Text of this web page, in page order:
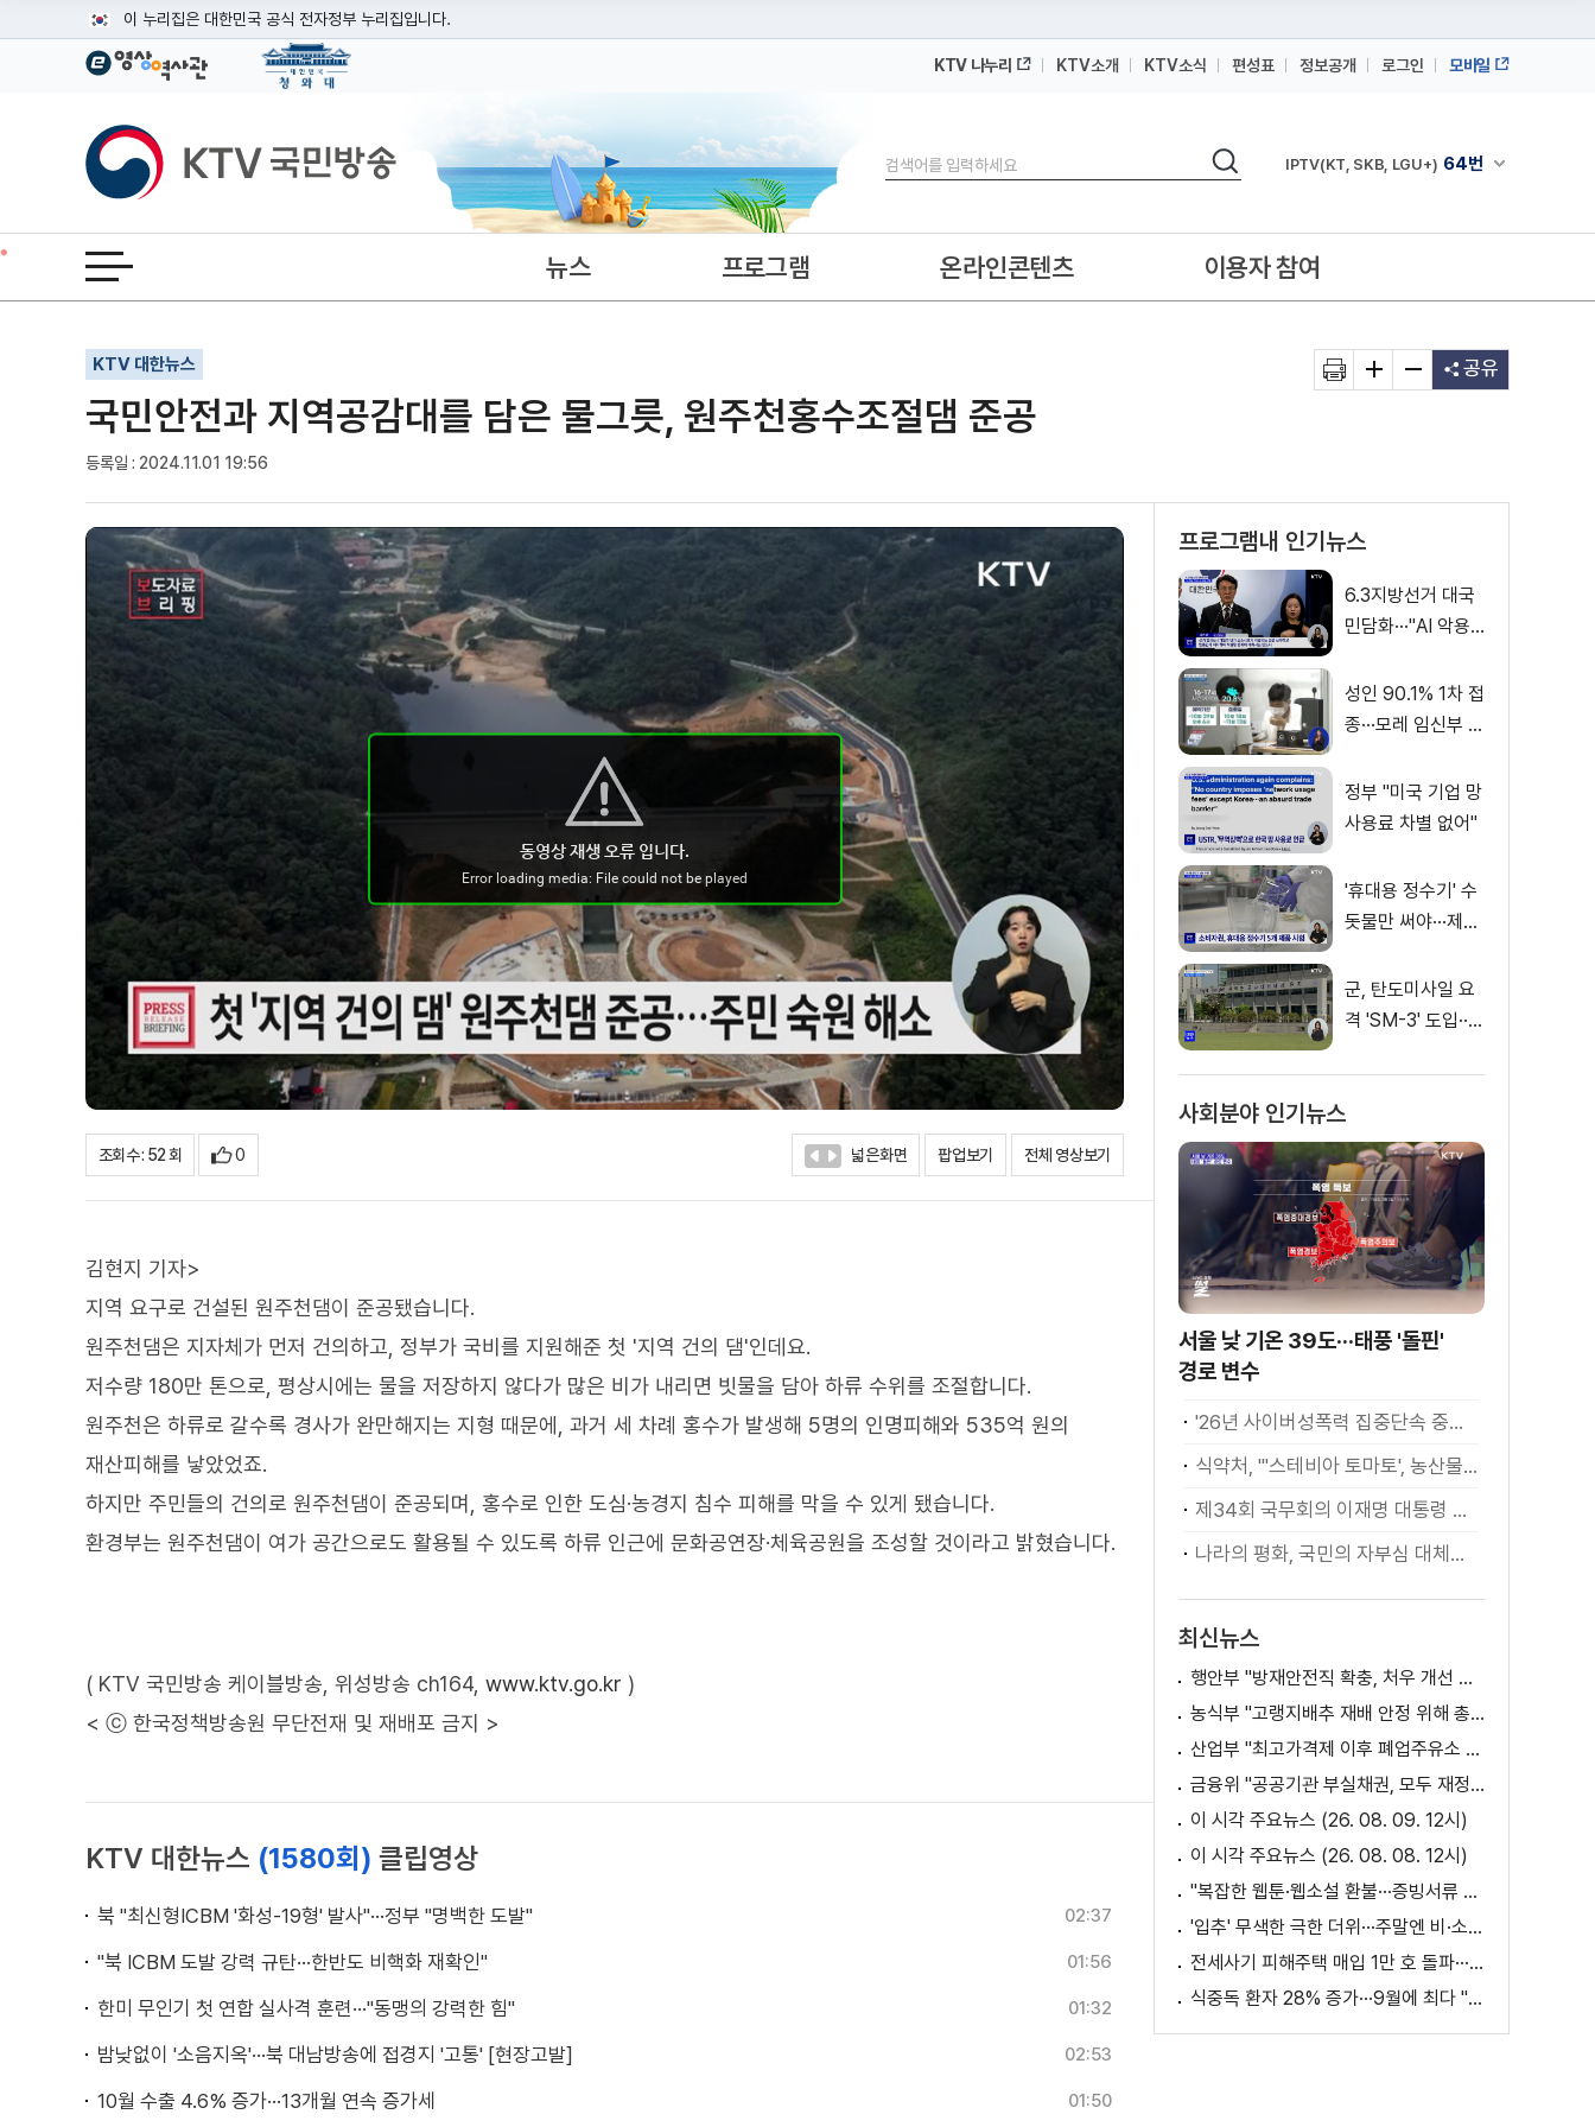
이 누리집은 대한민국 공식 전자정부 누리집입니다.
공식 누리집 주소 확인하기
이밖에 or.kr 또는 .kr등 다른 도메인 주소를 사용하고 있다면 아래 URL에서 도메인 주소를 확인해 보세요
운영중인 공식 누리집보기
KTV 나누리 KTV소개 KTV소식 편성표 정보공개 로그인 모바일
KTV국민방송
검색
검색 채널안내 펼쳐
IPTV(KT, SKB, LGU+) 64번
IPTV(KT, SKB, LGU+)
전체메뉴 열기 뉴스 프로그램 온라인콘텐츠 이용자 참여
KTV 대한뉴스
국민안전과 지역공감대를 담은 물그릇, 원주천홍수조절댐 준공
등록일 : 2024.11.01 19:56
기사인쇄
글자확대
글자축소 공유
조회수 : 52 회 0 넓은화면 팝업보기 전체 영상보기
김현지 기자>
지역 요구로 건설된 원주천댐이 준공됐습니다.
원주천댐은 지자체가 먼저 건의하고, 정부가 국비를 지원해준 첫 '지역 건의 댐'인데요.
저수량 180만 톤으로, 평상시에는 물을 저장하지 않다가 많은 비가 내리면 빗물을 담아 하류 수위를 조절합니다.
원주천은 하류로 갈수록 경사가 완만해지는 지형 때문에, 과거 세 차례 홍수가 발생해 5명의 인명피해와 535억 원의
재산피해를 낳았었죠.
하지만 주민들의 건의로 원주천댐이 준공되며, 홍수로 인한 도심·농경지 침수 피해를 막을 수 있게 됐습니다.
환경부는 원주천댐이 여가 공간으로도 활용될 수 있도록 하류 인근에 문화공연장·체육공원을 조성할 것이라고 밝혔습니다.
( KTV 국민방송 케이블방송, 위성방송 ch164, www.ktv.go.kr )
< ⓒ 한국정책방송원 무단전재 및 재배포 금지 >
KTV 대한뉴스 (1580회) 클립영상
북 "최신형ICBM '화성-19형' 발사"···정부 "명백한 도발" 02:37
"북 ICBM 도발 강력 규탄···한반도 비핵화 재확인" 01:56
한미 무인기 첫 연합 실사격 훈련···"동맹의 강력한 힘" 01:32
밤낮없이 '소음지옥'···북 대남방송에 접경지 '고통' [현장고발] 02:53
10월 수출 4.6% 증가···13개월 연속 증가세 01:50
프로그램내 인기뉴스
6.3지방선거 대국
민담화···"AI 악용
성인 90.1% 1차 접
종···모레 임신부 사
정부 "미국 기업 망
사용료 차별 없어"
'휴대용 정수기' 수
돗물만 써야···제품
군, 탄도미사일 요
격 'SM-3' 도입···
사회분야 인기뉴스
서울 낮 기온 39도···태풍 '돌핀'
경로 변수
'26년 사이버성폭력 집중단속 중간성과 발표···향후 추진계획은?
식약처, "'스테비아 토마토', 농산물 아닌 가공식품"
제34회 국무회의 이재명 대통령 모두발언
나라의 평화, 국민의 자부심 대체불가 대한민국 이재명 대통령 모두말씀
최신뉴스
행안부 "방재안전직 확충, 처우 개선 등 위한 제도개선 추진"
농식부 "고랭지배추 재배 안정 위해 총력···배추가격 점차 안정세"
산업부 "최고가격제 이후 폐업주유소 증가? 사실 아냐"
금융위 "공공기관 부실채권, 모두 재정으로 보전되는 것 아냐"
이 시각 주요뉴스 (26. 08. 09. 12시)
이 시각 주요뉴스 (26. 08. 08. 12시)
"복잡한 웹툰·웹소설 환불···증빙서류 요구까지"
'입추' 무색한 극한 더위···주말엔 비·소나기
전세사기 피해주택 매입 1만 호 돌파···피해 지원 속도
식중독 환자 28% 증가···9월에 최다 "입추 방심 금물"